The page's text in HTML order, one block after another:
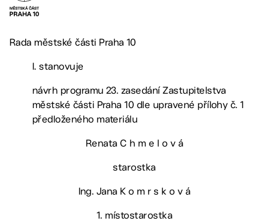
Rada městské části Praha 10
I. stanovuje
návrh programu 23. zasedání Zastupitelstva
městské části Praha 10 dle upravené přílohy č. 1
předloženého materiálu
Renata C h m e l o v á
starostka
Ing. Jana K o m r s k o v á
1. místostarostka